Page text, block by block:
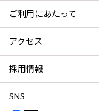
ご利用にあたって
アクセス
採用情報
SNS